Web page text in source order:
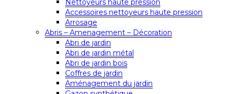
Nettoyeurs haute pression
Accessoires nettoyeurs haute pression
Arrosage
Abris – Amenagement – Décoration
Abri de jardin
Abri de jardin métal
Abri de jardin bois
Coffres de jardin
Aménagement du jardin